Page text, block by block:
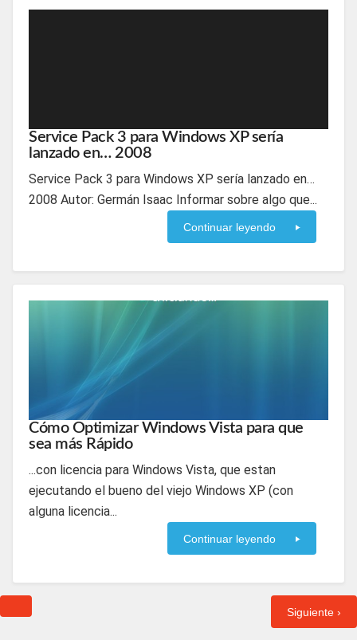
Service Pack 3 para Windows XP sería
lanzado en… 2008
Service Pack 3 para Windows XP sería lanzado en…
2008 Autor: Germán Isaac Informar sobre algo que...
Continuar leyendo
Cómo Optimizar Windows Vista para que
sea más Rápido
...con licencia para Windows Vista, que estan
ejecutando el bueno del viejo Windows XP (con
alguna licencia...
Continuar leyendo
Siguiente ›